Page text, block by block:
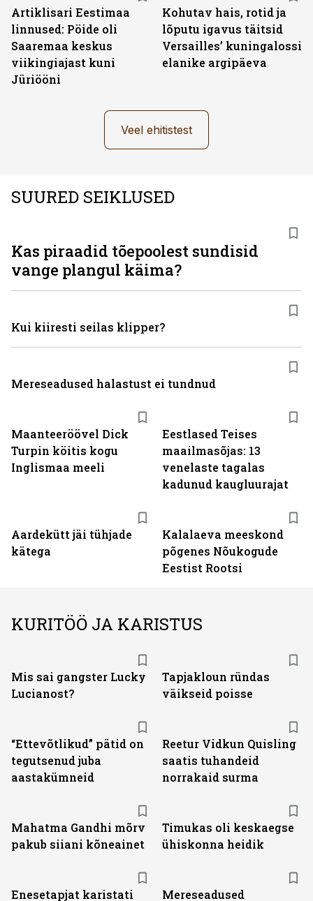
Artiklisari Eestimaa
linnused: Pöide oli
Saaremaa keskus
viikingiajast kuni
Jüriööni
Kohutav hais, rotid ja
lõputu igavus täitsid
Versailles’ kuningalossi
elanike argipäeva
Veel ehitistest
SUURED SEIKLUSED
Maanteeröövel Dick
Turpin köitis kogu
Inglismaa meeli
Eestlased Teises
maailmasõjas: 13
venelaste tagalas
kadunud kaugluurajat
Aardekütt jäi tühjade
kätega
Kalalaeva meeskond
põgenes Nõukogude
Eestist Rootsi
Kas piraadid tõepoolest sundisid
vange plangul käima?
Kui kiiresti seilas klipper?
Mereseadused halastust ei tundnud
KURITÖÖ JA KARISTUS
Mis sai gangster Lucky
Lucianost?
Tapjakloun ründas
väikseid poisse
“Ettevõtlikud” pätid on
tegutsenud juba
aastakümneid
Reetur Vidkun Quisling
saatis tuhandeid
norrakaid surma
Mahatma Gandhi mõrv
pakub siiani kõneainet
Timukas oli keskaegse
ühiskonna heidik
Enesetapjat karistati Mereseadused